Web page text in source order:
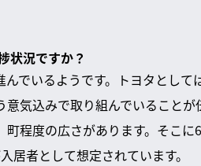
状況ですか？
でいるようです。トヨタとし
気込みで取り組んでいることが
程度の広さがあります。そこに
居者として想定されています。